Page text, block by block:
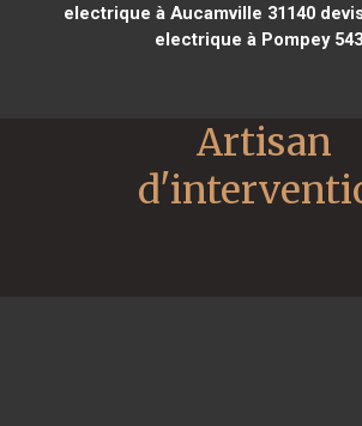
electrique à Aucamville 31140
electrique à Pompey
Artisan